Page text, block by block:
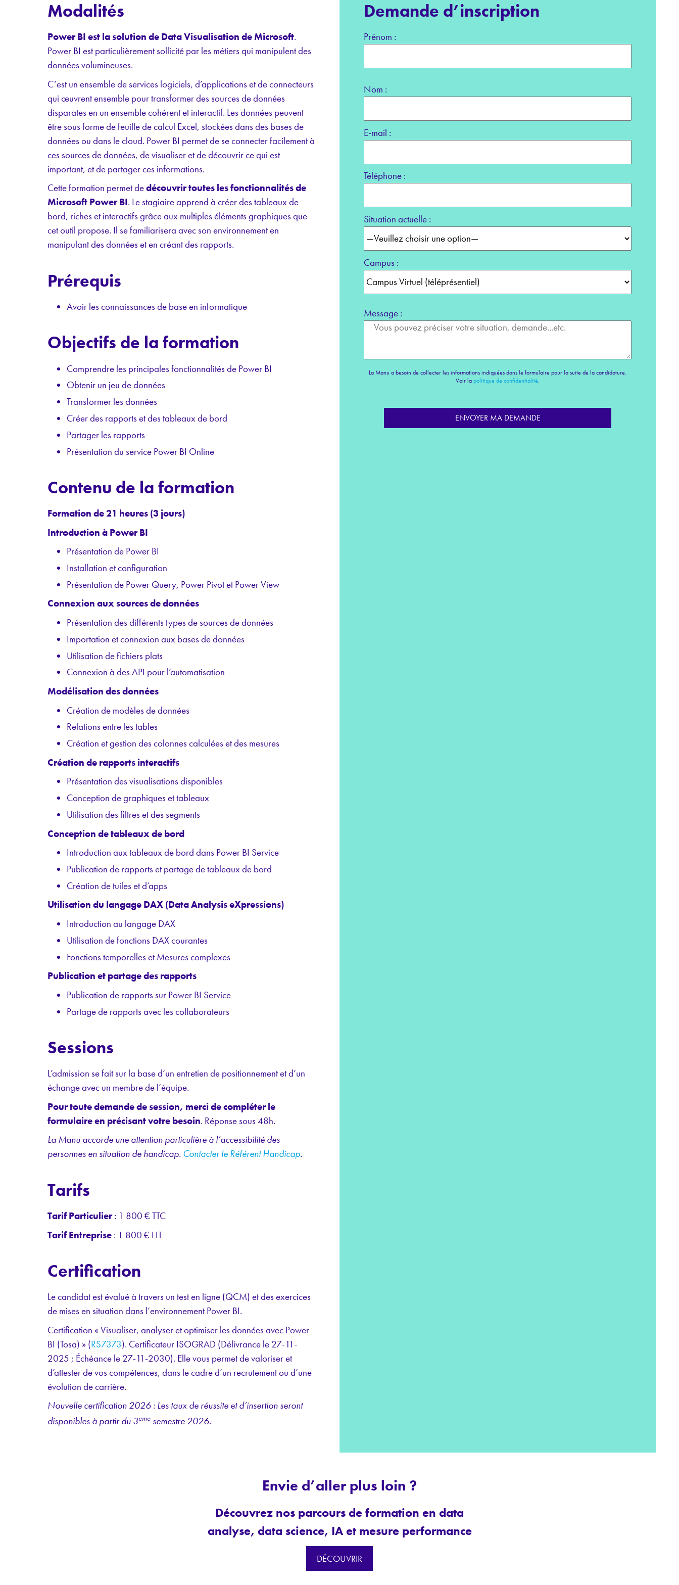
Modalités
Power BI est la solution de Data Visualisation de Microsoft.
Power BI est particulièrement sollicité par les métiers qui manipulent des
données volumineuses.
C’est un ensemble de services logiciels, d’applications et de connecteurs
qui œuvrent ensemble pour transformer des sources de données
disparates en un ensemble cohérent et interactif. Les données peuvent
être sous forme de feuille de calcul Excel, stockées dans des bases de
données ou dans le cloud. Power BI permet de se connecter facilement à
ces sources de données, de visualiser et de découvrir ce qui est
important, et de partager ces informations.
Cette formation permet dedécouvrir toutes les fonctionnalités de
Microsoft Power BI. Le stagiaire apprend à créer des tableaux de
bord, riches et interactifs grâce aux multiples éléments graphiques que
cet outil propose. Il se familiarisera avec son environnement en
manipulant des données et en créant des rapports.
Prérequis
Avoir les connaissances de base en informatique
Objectifs de la formation
Comprendre les principales fonctionnalités de Power BI
Obtenir un jeu de données
Transformer les données
Créer des rapports et des tableaux de bord
Partager les rapports
Présentation du service Power BI Online
Contenu de la formation
Formation de 21 heures (3 jours)
Introduction à Power BI
Présentation de Power BI
Installation et configuration
Présentation de Power Query, Power Pivot et Power View
Connexion aux sources de données
Présentation des différents types de sources de données
Importation et connexion aux bases de données
Utilisation de fichiers plats
Connexion à des API pour l’automatisation
Modélisation des données
Création de modèles de données
Relations entre les tables
Création et gestion des colonnes calculées et des mesures
Création de rapports interactifs
Présentation des visualisations disponibles
Conception de graphiques et tableaux
Utilisation des filtres et des segments
Conception de tableaux de bord
Introduction aux tableaux de bord dans Power BI Service
Publication de rapports et partage de tableaux de bord
Création de tuiles et d’apps
Utilisation du langage DAX (Data Analysis eXpressions)
Introduction au langage DAX
Utilisation de fonctions DAX courantes
Fonctions temporelles et Mesures complexes
Publication et partage des rapports
Publication de rapports sur Power BI Service
Partage de rapports avec les collaborateurs
Sessions
L’admission se fait sur la base d’un entretien de positionnement et d’un
échange avec un membre de l’équipe.
Pour toute demande de session, merci de compléter le
formulaire en précisant votre besoin. Réponse sous 48h.
La Manu accorde une attention particulière à l’accessibilité des
personnes en situation de handicap. Contacter le Référent Handicap.
Tarifs
Tarif Particulier: 1 800 € TTC
Tarif Entreprise : 1 800 € HT
Certification
Le candidat est évalué à travers un test en ligne (QCM) et des exercices
de mises en situation dans l’environnement Power BI.
Certification « Visualiser, analyser et optimiser les données avec Power
BI (Tosa) » (RS7373). Certificateur ISOGRAD (Délivrance le 27-11-
2025 ; Échéance le 27-11-2030). Elle vous permet de valoriser et
d’attester de vos compétences, dans le cadre d’un recrutement ou d’une
évolution de carrière.
Nouvelle certification 2026 : Les taux de réussite et d’insertion seront
disponibles à partir du 3eme semestre 2026.
Demande d’inscription
Prénom :
Nom :
E-mail :
Téléphone :
Situation actuelle :
Campus :
Message :
La Manu a besoin de collecter les informations indiquées dans le formulaire pour la suite de la candidature.
Voir lapolitique de confidentialité.
Envie d’aller plus loin ?
Découvrez nos parcours de formation en data
analyse, data science, IA et mesure performance
DÉCOUVRIR